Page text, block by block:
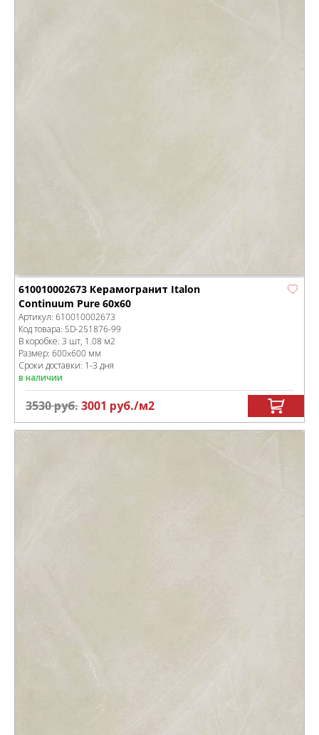
610010002673 Керамогранит Italon
Continuum Pure 60x60
Артикул: 610010002673
Код товара: SD-251876-99
В коробке: 3 шт, 1.08 м2
Размер: 600x600 мм
Сроки доставки: 1-3 дня
в наличии
3530руб.3001 руб./м2